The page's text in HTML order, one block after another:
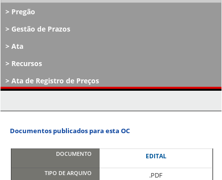
Pregão
Gestão de Prazos
Ata
Recursos
Ata de Registro de Preços
Documentos publicados para esta OC
EDITAL
.PDF